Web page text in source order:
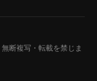
無断複写・転載を禁じま